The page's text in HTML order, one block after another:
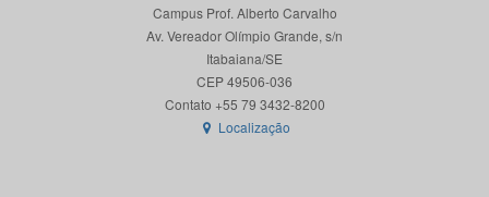
Campus Prof. Alberto Carvalho
Av. Vereador Olímpio Grande, s/n
Itabaiana/SE
CEP 49506-036
Localização